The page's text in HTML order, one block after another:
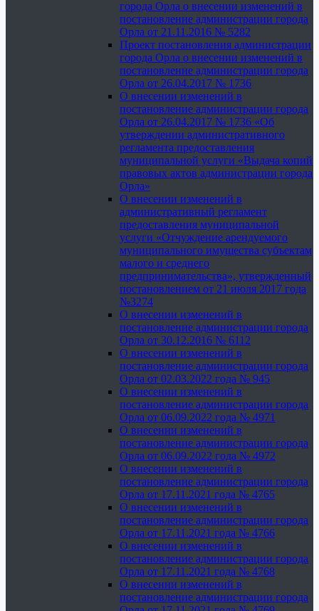
города Орла о внесении изменений в
постановление администрации города
Орла от 21.11.2016 № 5282
Проект постановления администрации
города Орла о внесении изменений в
постановление администрации города
Орла от 26.04.2017 № 1736
О внесении изменений в
постановление администрации города
Орла от 26.04.2017 № 1736 «Об
утверждении административного
регламента предоставления
муниципальной услуги «Выдача копий
правовых актов администрации города
Орла»
О внесении изменений в
административный регламент
предоставления муниципальной
услуги «Отчуждение арендуемого
муниципального имущества субъектам
малого и среднего
предпринимательства», утвержденный
постановлением от 21 июля 2017 года
№3274
О внесении изменений в
постановление администрации города
Орла от 30.12.2016 № 6112
О внесении изменений в
постановление администрации города
Орла от 02.03.2022 года № 945
О внесении изменений в
постановление администрации города
Орла от 06.09.2022 года № 4971
О внесении изменений в
постановление администрации города
Орла от 06.09.2022 года № 4972
О внесении изменений в
постановление администрации города
Орла от 17.11.2021 года № 4765
О внесении изменений в
постановление администрации города
Орла от 17.11.2021 года № 4766
О внесении изменений в
постановление администрации города
Орла от 17.11.2021 года № 4768
О внесении изменений в
постановление администрации города